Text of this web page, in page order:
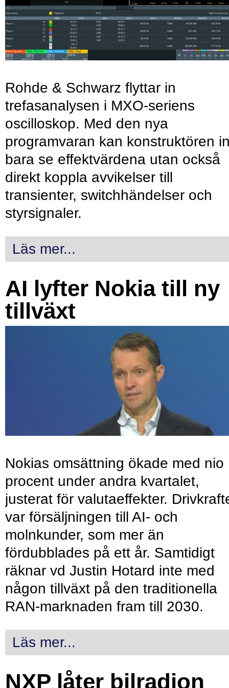
Rohde & Schwarz flyttar in
trefasanalysen i MXO-seriens
oscilloskop. Med den nya
programvaran kan konstruktören
bara se effektvärdena utan också
direkt koppla avvikelser till
transienter, switchhändelser och
styrsignaler.
Läs mer...
AI lyfter Nokia till ny
tillväxt
Nokias omsättning ökade med nio
procent under andra kvartalet,
justerat för valutaeffekter.
var försäljningen till AI- och
molnkunder, som mer än
fördubblades på ett år. Samtidigt
räknar vd Justin Hotard inte med
någon tillväxt på den traditionella
RAN-marknaden fram till 2030.
Läs mer...
NXP låter bilradion